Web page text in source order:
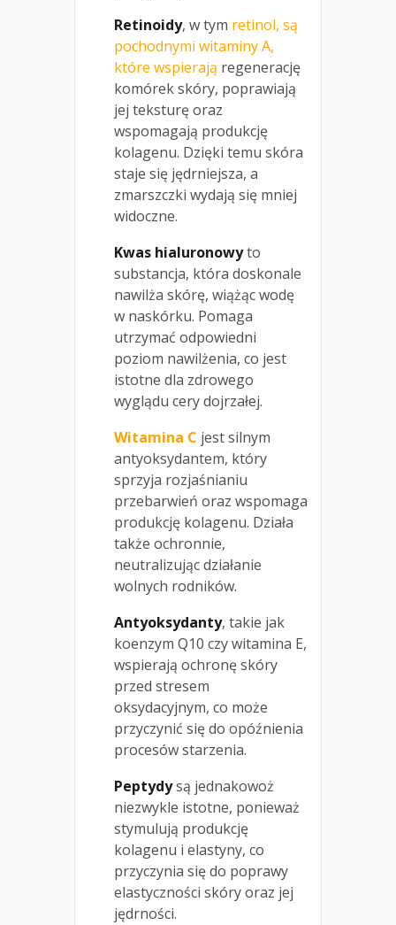
Retinoidy, w tym retinol, są
pochodnymi witaminy A,
które wspierają regenerację
komórek skóry, poprawiają
jej teksturę oraz
wspomagają produkcję
kolagenu. Dzięki temu skóra
staje się jędrniejsza, a
zmarszczki wydają się mniej
widoczne.
Kwas hialuronowyto
substancja, która doskonale
nawilża skórę, wiążąc wodę
w naskórku. Pomaga
utrzymać odpowiedni
poziom nawilżenia, co jest
istotne dla zdrowego
wyglądu cery dojrzałej.
Witamina C jest silnym
antyoksydantem, który
sprzyja rozjaśnianiu
przebarwień oraz wspomaga
produkcję kolagenu. Działa
także ochronnie,
neutralizując działanie
wolnych rodników.
Antyoksydanty, takie jak
koenzym Q10 czy witamina E,
wspierają ochronę skóry
przed stresem
oksydacyjnym, co może
przyczynić się do opóźnienia
procesów starzenia.
Peptydysą jednakowoż
niezwykle istotne, ponieważ
stymulują produkcję
kolagenu i elastyny, co
przyczynia się do poprawy
elastyczności skóry oraz jej
jędrności.